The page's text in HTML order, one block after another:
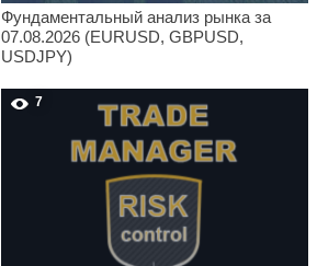
Фундаментальный анализ рынка за
07.08.2026 (EURUSD, GBPUSD,
USDJPY)
7